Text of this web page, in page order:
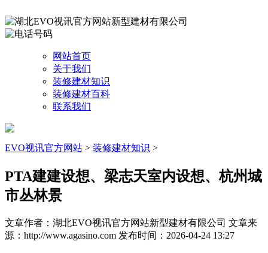
网站首页
关于我们
装修建材知识
装修建材百科
联系我们
EVO视讯官方网站 > 装修建材知识 >
PTA建建设想、梁志天室内设想、杭州城
市丛林景
文章作者：湖北EVO视讯官方网站新型建材有限公司 文章来
源：http://www.agasino.com 发布时间：2026-04-24 13:27